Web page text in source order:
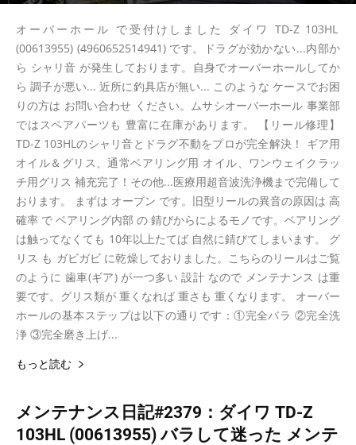
オーバーホール で受付けしました ダイワ TD-Z 103HL
(00613955) (4960652514941) です。ドラグが効かない...内部か
ら シャリ音 が発生しております。自身でオーバーホールしてか
ら 調子が悪い... 近所に釣具店が無い... このような ケースでお困
りの方は お問い合わせ ください。ムサシオーバーホール 事業部
ではスペアパーツも 豊富に在庫があります。 【リール修理】
TD-Z 103HLのシャリ音とドラグ不動をプロが完全解決！ ギア用
オイル＆グリス、通常ベアリング用 オイル、ワンウェイクラッ
チ用グリス 補充完了！その他...医療用超音波洗浄機まで完備して
おります。 まずは オープン です。旧型リールの異音の原因は 高
確率 で ベアリング内部 の 錆びからによるモノです。ベアリング
は触ってなくても 10年以上たてば 自然に錆びてしまいます。 グ
リス も ガビガビ に乾燥しておりました。こちらのリールはご覧
のように 歯車(ギア) が一つ多い 設計 なので メンテナンス は重
要です。グリス類が 重くなれば 重さも 重くなります。 オーバー
ホールの基本ステップは以下の通りです：①完全バラ ②完全洗
浄 ③完全磨き上げ...
もっと読む
メンテナンス日記#2379：ダイワ TD-Z
103HL (00613955) バラして迷った メンテ